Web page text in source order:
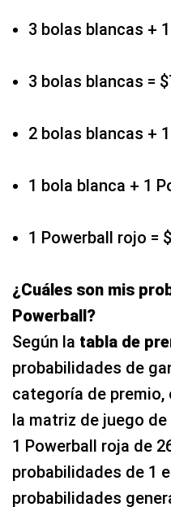
3 bolas blancas +
3 bolas blancas =
2 bolas blancas +
1 bola blanca + 1
1 Powerball rojo =
¿Cuáles son mis
Powerball?
Según la tabla de
probabilidades de
categoría de
la matriz de juego
1 Powerball roja de
probabilidades de 1
probabilidades